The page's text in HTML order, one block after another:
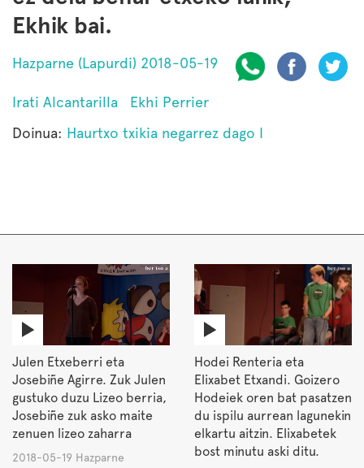
Ekhik bai.
Hazparne (Lapurdi) 2018-05-19
Irati Alcantarilla
Ekhi Perrier
Doinua: Haurtxo txikia negarrez dago I
Julen Etxeberri eta
Josebiñe Agirre. Zuk Julen
gustuko duzu Lizeo berria,
Josebiñe zuk asko maite
zenuen lizeo zaharra
2018-05-19 Hazparne
Hodei Renteria eta
Elixabet Etxandi. Goizero
Hodeiek oren bat pasatzen
du ispilu aurrean lagunekin
elkartu aitzin. Elixabetek
bost minutu aski ditu.